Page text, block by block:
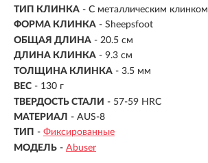
ТИП КЛИНКА - С металлическим клинком
ФОРМА КЛИНКА - Sheepsfoot
ОБЩАЯ ДЛИНА - 20.5 см
ДЛИНА КЛИНКА - 9.3 см
ТОЛЩИНА КЛИНКА - 3.5 мм
ВЕС - 130 г
ТВЕРДОСТЬ СТАЛИ - 57-59 HRC
МАТЕРИАЛ - AUS-8
ТИП - Фиксированные
МОДЕЛЬ - Abuser